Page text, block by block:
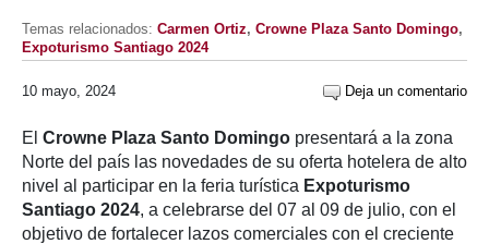
Temas relacionados: Carmen Ortiz, Crowne Plaza Santo Domingo,
Expoturismo Santiago 2024
10 mayo, 2024 Deja un comentario
El Crowne Plaza Santo Domingo presentará a la zona
Norte del país las novedades de su oferta hotelera de alto
nivel al participar en la feria turística Expoturismo
Santiago 2024, a celebrarse del 07 al 09 de julio, con el
objetivo de fortalecer lazos comerciales con el creciente